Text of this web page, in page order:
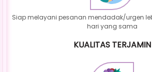
Siap melayani pesanan mendadak/urgen
hari yang sama
KUALITAS TERJAMIN